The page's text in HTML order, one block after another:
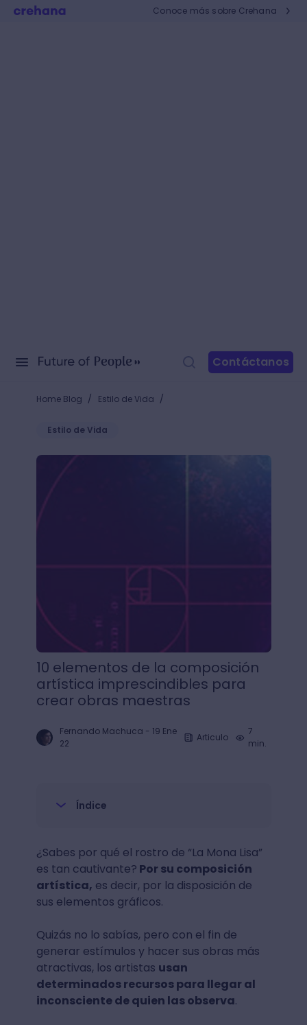
Conoce más sobre Crehana
Contáctanos
Home Blog / Estilo de Vida /
Estilo de Vida
10 elementos de la composición artística
10 elementos de la composición
artística imprescindibles para
crear obras maestras
Fernando Machuca - 19 Ene
22
Articulo
7
min.
Índice
¿Sabes por qué el rostro de “La Mona Lisa”
es tan cautivante? Por su composición
artística, es decir, por la disposición de
sus elementos gráficos.
Quizás no lo sabías, pero con el fin de
generar estímulos y hacer sus obras más
atractivas, los artistas usan
determinados recursos para llegar al
inconsciente de quien las observa.